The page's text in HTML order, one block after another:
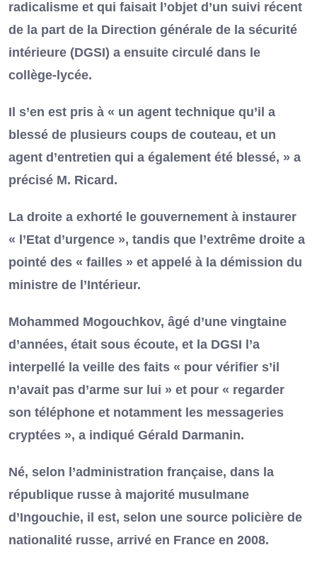
radicalisme et qui faisait l’objet d’un suivi récent
de la part de la Direction générale de la sécurité
intérieure (DGSI) a ensuite circulé dans le
collège-lycée.
Il s’en est pris à « un agent technique qu’il a
blessé de plusieurs coups de couteau, et un
agent d’entretien qui a également été blessé, » a
précisé M. Ricard.
La droite a exhorté le gouvernement à instaurer
« l’Etat d’urgence », tandis que l’extrême droite a
pointé des « failles » et appelé à la démission du
ministre de l’Intérieur.
Mohammed Mogouchkov, âgé d’une vingtaine
d’années, était sous écoute, et la DGSI l’a
interpellé la veille des faits « pour vérifier s’il
n’avait pas d’arme sur lui » et pour « regarder
son téléphone et notamment les messageries
cryptées », a indiqué Gérald Darmanin.
Né, selon l’administration française, dans la
république russe à majorité musulmane
d’Ingouchie, il est, selon une source policière de
nationalité russe, arrivé en France en 2008.